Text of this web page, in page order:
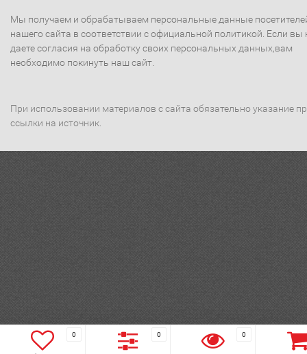
Мы получаем и обрабатываем персональные данные
нашего сайта в соответствии с официальной политикой. Если вы
даете согласия на обработку своих персональных данных,вам
необходимо покинуть наш сайт.
При использовании материалов с сайта обязательно указание
ссылки на источник.
0 0 0